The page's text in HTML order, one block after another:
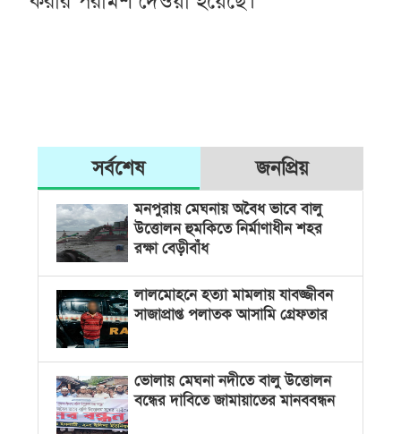
সর্বশেষ জনপ্রিয়
মনপুরায় মেঘনায় অবৈধ ভাবে বালু
উত্তোলন হুমকিতে নির্মাণাধীন শহর
রক্ষা বেড়ীবাঁধ
লালমোহনে হত্যা মামলায় যাবজ্জীবন
সাজাপ্রাপ্ত পলাতক আসামি গ্রেফতার
ভোলায় মেঘনা নদীতে বালু উত্তোলন
বন্ধের দাবিতে জামায়াতের মানববন্ধন